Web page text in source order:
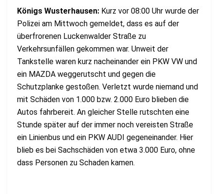
Königs Wusterhausen: Kurz vor 08:00 Uhr wurde der
Polizei am Mittwoch gemeldet, dass es auf der
überfrorenen Luckenwalder Straße zu
Verkehrsunfällen gekommen war. Unweit der
Tankstelle waren kurz nacheinander ein PKW VW und
ein MAZDA weggerutscht und gegen die
Schutzplanke gestoßen. Verletzt wurde niemand und
mit Schäden von 1.000 bzw. 2.000 Euro blieben die
Autos fahrbereit. An gleicher Stelle rutschten eine
Stunde später auf der immer noch vereisten Straße
ein Linienbus und ein PKW AUDI gegeneinander. Hier
blieb es bei Sachschäden von etwa 3.000 Euro, ohne
dass Personen zu Schaden kamen.